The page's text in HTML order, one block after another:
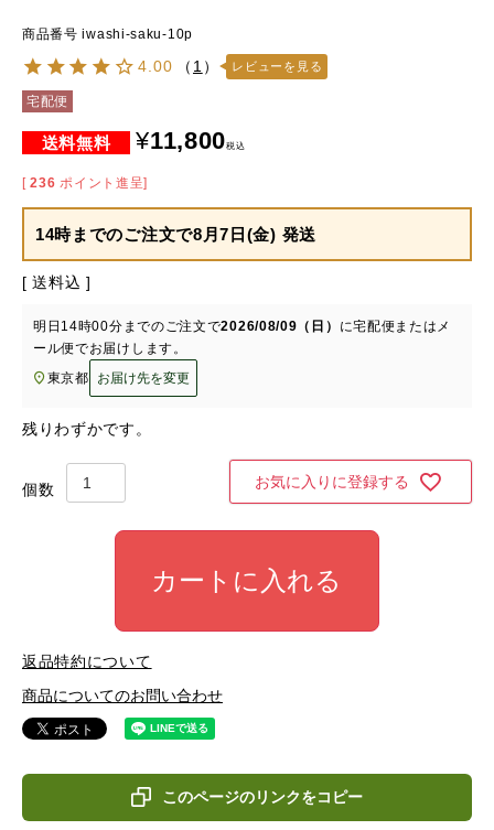
商品番号 iwashi-saku-10p
4.00 （ 1 ） レビューを見る
宅配便
¥11,800税込
[ 236 ポイント進呈]
14時までのご注文で8月7日(金) 発送
送料込
明日 14時00分 までのご注文で2026/08/09（日） に宅配便またはメ
ール便でお届けします。
東京都
お届け先を変更
残りわずかです。
お気に入りに登録する
カートに入れる
返品特約について
商品についてのお問い合わせ
このページのリンクをコピー